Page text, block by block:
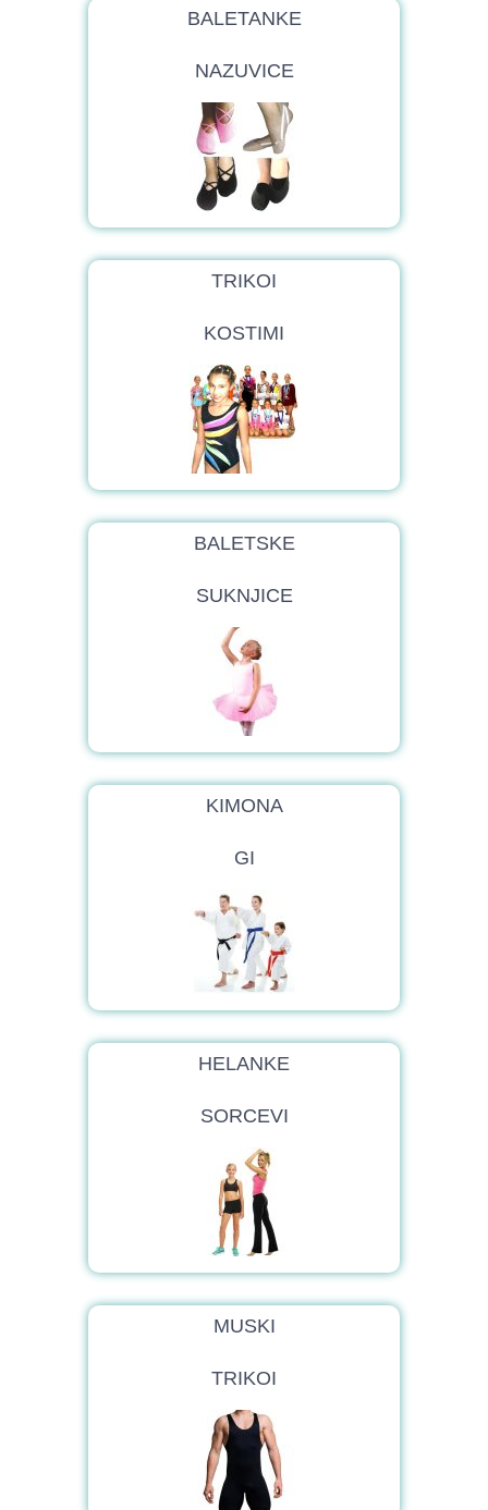
BALETANKE
NAZUVICE
TRIKOI
KOSTIMI
BALETSKE
SUKNJICE
KIMONA
GI
HELANKE
SORCEVI
MUSKI
TRIKOI